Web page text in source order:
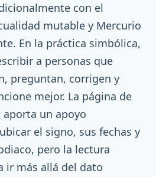
con el
mutable y Mercurio
En la práctica simbólica,
a personas que
preguntan, corrigen y
mejor. La página de
aporta un apoyo
el signo, sus fechas y
pero la lectura
ir más allá del dato